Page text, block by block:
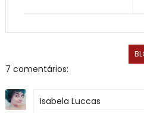
7 comentários:
Isabela Luccas